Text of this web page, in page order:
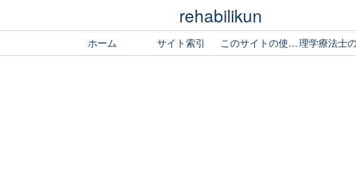
rehabilikun
ホーム サイト索引 このサイトの使い方